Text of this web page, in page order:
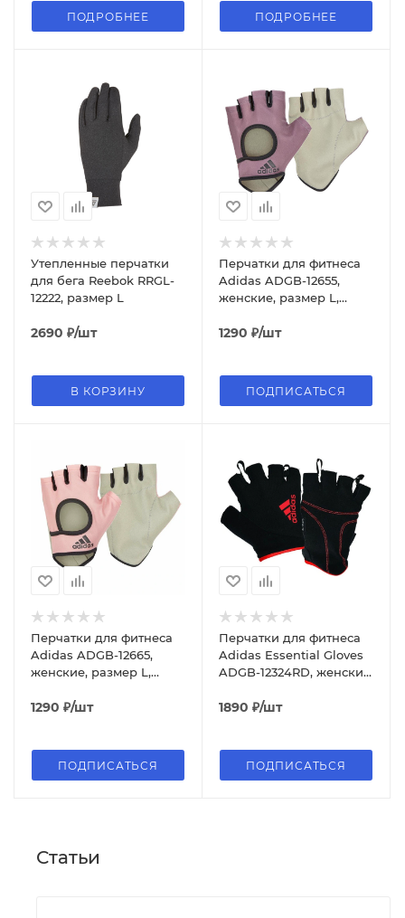
ПОДРОБНЕЕ ПОДРОБНЕЕ
Утепленные перчатки
для бега Reebok RRGL-
12222, размер L
2690 ₽/шт
В КОРЗИНУ
Перчатки для фитнеса
Adidas ADGB-12655,
женские, размер L,
1290 ₽/шт
ПОДПИСАТЬСЯ
Перчатки для фитнеса
Adidas ADGB-12665,
женские, размер L,
1290 ₽/шт
ПОДПИСАТЬСЯ
Перчатки для фитнеса
Adidas Essential Gloves
ADGB-12324RD, женские,
1890 ₽/шт
ПОДПИСАТЬСЯ
Статьи